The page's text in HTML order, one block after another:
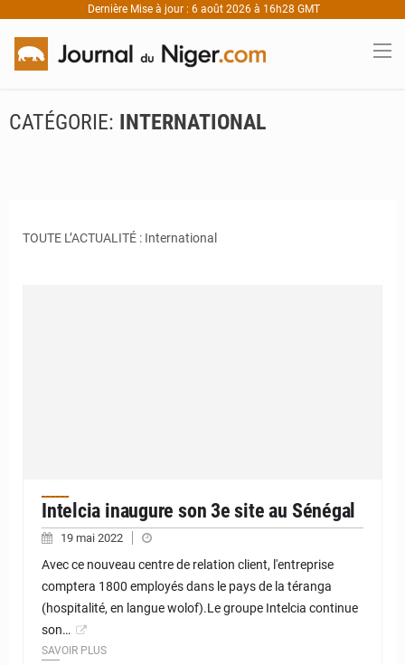
Dernière Mise à jour : 6 août 2026 à 16h28 GMT
CATÉGORIE: INTERNATIONAL
TOUTE L’ACTUALITÉ : International
Intelcia inaugure son 3e site au Sénégal
19 mai 2022
Avec ce nouveau centre de relation client, l'entreprise
comptera 1800 employés dans le pays de la téranga
(hospitalité, en langue wolof).Le groupe Intelcia continue
son…
SAVOIR PLUS